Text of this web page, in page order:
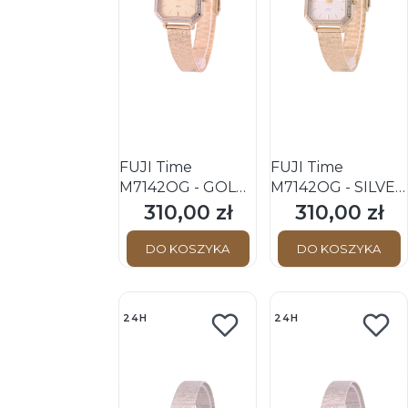
FUJI Time
M7142QG - GOLD
- Damski - Zegarek
kwarcowy na
bransolecie
Cena
310,00 zł
DO KOSZYKA
FUJI Time
M7142QG - SILVER
- Damski - Zegarek
kwarcowy na
bransolecie
Cena
310,00 zł
DO KOSZYKA
24H 24H